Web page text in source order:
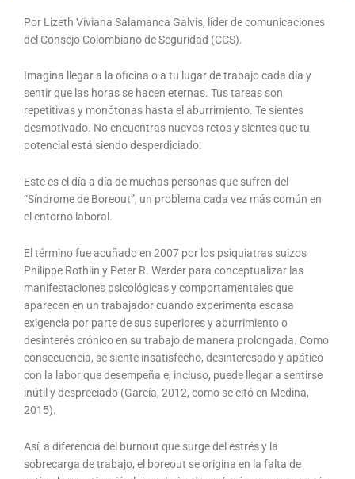
Por Lizeth Viviana Salamanca Galvis, líder de comunicaciones
del Consejo Colombiano de Seguridad (CCS).
Imagina llegar a la oficina o a tu lugar de trabajo cada día y
sentir que las horas se hacen eternas. Tus tareas son
repetitivas y monótonas hasta el aburrimiento. Te sientes
desmotivado. No encuentras nuevos retos y sientes que tu
potencial está siendo desperdiciado.
Este es el día a día de muchas personas que sufren del
“Síndrome de Boreout”, un problema cada vez más común en
el entorno laboral.
El término fue acuñado en 2007 por los psiquiatras suizos
Philippe Rothlin y Peter R. Werder para conceptualizar las
manifestaciones psicológicas y comportamentales que
aparecen en un trabajador cuando experimenta escasa
exigencia por parte de sus superiores y aburrimiento o
desinterés crónico en su trabajo de manera prolongada. Como
consecuencia, se siente insatisfecho, desinteresado y apático
con la labor que desempeña e, incluso, puede llegar a sentirse
inútil y despreciado (García, 2012, como se citó en Medina,
2015).
Así, a diferencia del burnout que surge del estrés y la
sobrecarga de trabajo, el boreout se origina en la falta de